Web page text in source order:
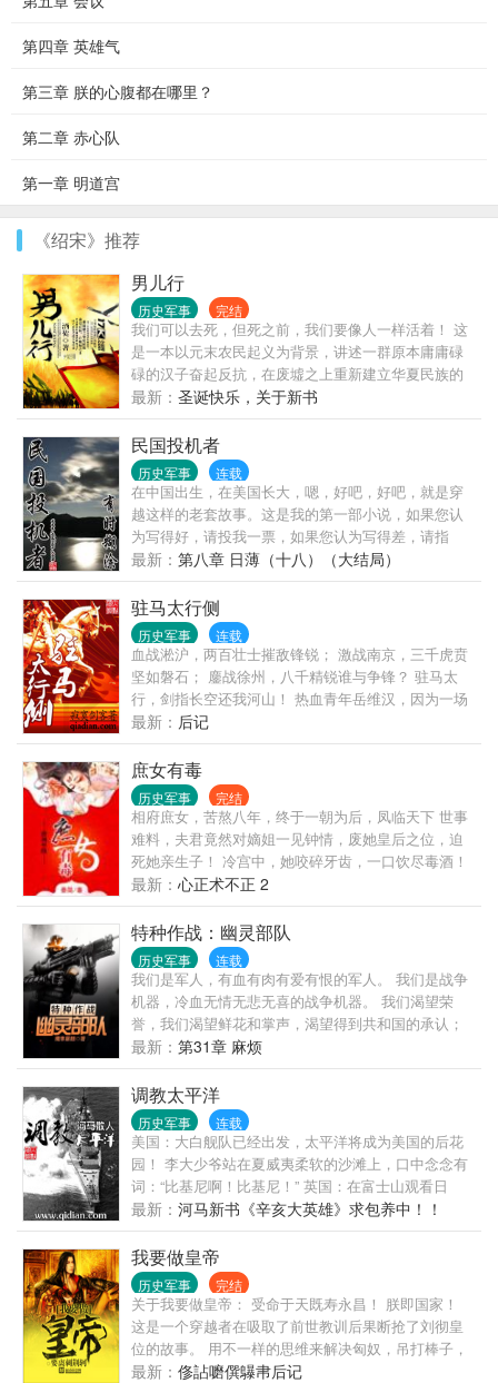
第四章 英雄气
第三章 朕的心腹都在哪里？
第二章 赤心队
第一章 明道宫
《绍宋》推荐
男儿行
历史军事 完结
我们可以去死，但死之前，我们要像人一样活着！ 这
是一本以元末农民起义为背景，讲述一群原本庸庸碌
碌的汉子奋起反抗，在废墟之上重新建立华夏民族的
故事。 故事的主角是个普通人，虽然他是穿越者，但
与那时代的千千万万华夏儿女一样，他也在为像个人
一样活着而浴血奋战！ 这个故事并非为了追究指摘哪
个民族过去的是非，而是为了记录当年华夏百姓为了
不受奴役而进行的抗争。
最新： 圣诞快乐，关于新书
民国投机者
历史军事 连载
在中国出生，在美国长大，嗯，好吧，好吧，就是穿
越这样的老套故事。这是我的第一部小说，如果您认
为写得好，请投我一票，如果您认为写得差，请指
正。......
最新： 第八章 日薄（十八）（大结局）
驻马太行侧
历史军事 连载
血战淞沪，两百壮士摧敌锋锐； 激战南京，三千虎贲
坚如磐石； 鏖战徐州，八千精锐谁与争锋？ 驻马太
行，剑指长空还我河山！ 热血青年岳维汉，因为一场
意外来到了1937年的淞沪战场，眼见国土沦丧，同胞
荼炭，国家危急，民族危急，岳维汉又岂能坐视？没
说的，操枪，干死这些狗日的东洋倭寇！ 蛰伏近年，
寂寞剑客重回历史，再续金戈铁马、烽烟四起的峥嵘
岁月，敬请期待。
最新： 后记
庶女有毒
历史军事 完结
相府庶女，苦熬八年，终于一朝为后，凤临天下 世事
难料，夫君竟然对嫡姐一见钟情，废她皇后之位，迫
死她亲生子！ 冷宫中，她咬碎牙齿，一口饮尽毒酒！
对天发誓，若有来生，再不与人为善，绝不入宫，誓
不为后！ 丞相府里，庶女重生，恶女归来： 嫡母恶
毒？巧计送你上黄泉！ 嫡姐伪善？狠狠撕开你美人
皮！ 庶妹陷害？直接丢去乱葬岗！ 既然不让我好好过
日子，谁也别想活！ 本打算离那些祸害发光体越远越
好 谁知男人心，海底针，捞不上，猜不透 发誓要彻底
远离的男人却为她要死要活 上辈子的死敌表示暗恋她
很多年了 还不幸被一只天底下最俊俏的无赖缠上 她重
活一世只想低调做人，这些人却恨不得拉她接受万民
膜拜。 看来，她这辈子的清静生活——还很遥远……
最新： 心正术不正 2
特种作战：幽灵部队
历史军事 连载
我们是军人，有血有肉有爱有恨的军人。 我们是战争
机器，冷血无情无悲无喜的战争机器。 我们渴望荣
誉，我们渴望鲜花和掌声，渴望得到共和国的承认；
然而这一切终究与我们无缘，因为 我们是一群穿梭在
黑暗中的幽灵 一群没有退路的人。 ————谨以此书
献给那些穿梭在黑暗之中守护着光明与和平的共和国
军人
最新： 第31章 麻烦
调教太平洋
历史军事 连载
美国：大白舰队已经出发，太平洋将成为美国的后花
园！ 李大少爷站在夏威夷柔软的沙滩上，口中念念有
词：“比基尼啊！比基尼！” 英国：在富士山观看日
出，在澳大利亚剪羊毛！在香港尝美食.....，我们是日
不落帝国！ 李大少爷躲在角落里奸笑，日德兰，有你
哭的！ 德国：第二帝国，需要控制全球海洋，所以我
们要打造一支无敌舰队！李大少爷：乖，在欧洲和英
国佬玩去，别来烦少爷。 日本：我们要太......。 李大
少爷一脚丫子飞去，小鬼子，滚一边去！ 回到清末，
看李大少爷如何打造一个大大的太平洋！
最新： 河马新书《辛亥大英雄》求包养中！！
我要做皇帝
历史军事 完结
关于我要做皇帝： 受命于天既寿永昌！ 朕即国家！
这是一个穿越者在吸取了前世教训后果断抢了刘彻皇
位的故事。 用不一样的思维来解决匈奴，吊打棒子，
征服南越。 ……………… ...
最新： 俢詀嚰僎鸔帇后记